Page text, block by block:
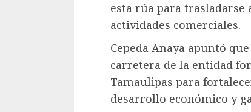
esta rúa para trasladarse
actividades comerciales.
Cepeda Anaya apuntó
carretera de la entidad
Tamaulipas para
desarrollo económico y